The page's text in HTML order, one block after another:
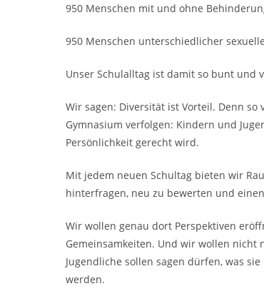
950 Menschen mit und ohne
950 Menschen unterschiedlicher
Unser Schulalltag ist damit so bunt und
Wir sagen: Diversität ist Vorteil. Denn
Gymnasium verfolgen: Kindern und
Persönlichkeit gerecht wird.
Mit jedem neuen Schultag bieten wir
hinterfragen, neu zu bewerten und
Wir wollen genau dort Perspektiven
Gemeinsamkeiten. Und wir wollen nicht
Jugendliche sollen sagen dürfen, was
werden.